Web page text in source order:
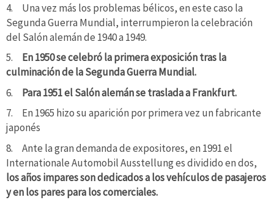
4. Una vez más los problemas bélicos, en este caso la
Segunda Guerra Mundial, interrumpieron la celebración
del Salón alemán de 1940 a 1949.
5. En 1950 se celebró la primera exposición tras la
culminación de la Segunda Guerra Mundial.
6. Para 1951 el Salón alemán se traslada a Frankfurt.
7. En 1965 hizo su aparición por primera vez un fabricante
japonés
8. Ante la gran demanda de expositores, en 1991 el
Internationale Automobil Ausstellung es dividido en dos,
los años impares son dedicados a los vehículos de pasajeros
y en los pares para los comerciales.